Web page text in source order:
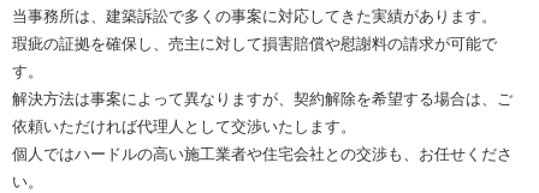
当事務所は、建築訴訟で多くの事案に対応してきた実績があります。
瑕疵の証拠を確保し、売主に対して損害賠償や慰謝料の請求が可能で
す。
解決方法は事案によって異なりますが、契約解除を希望する場合は、ご
依頼いただければ代理人として交渉いたします。
個人ではハードルの高い施工業者や住宅会社との交渉も、お任せくださ
い。